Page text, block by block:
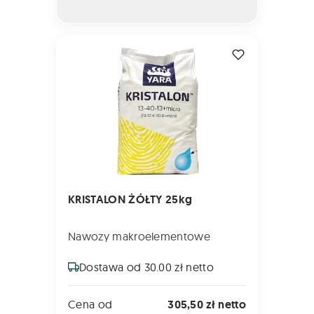
KRISTALON ŻÓŁTY 25kg
Nawozy makroelementowe
Dostawa od 30.00 zł netto
Cena od 305,50 zł netto